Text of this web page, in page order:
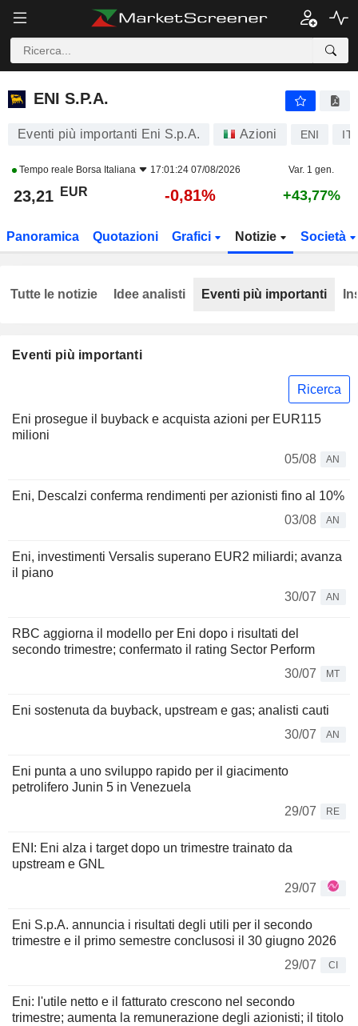
ENI S.P.A.
ENI S.P.A.
Eventi più importanti Eni S.p.A. Azioni ENI
Tempo reale Borsa Italiana 17:01:24 07/08/2026 Var. 1 gen.
23,21 EUR -0,81% +43,77%
Panoramica Quotazioni Grafici Notizie Società
Eventi più importanti
Ricerca
Eni prosegue il buyback e acquista azioni per EUR115
milioni
05/08
AN
Eni, Descalzi conferma rendimenti per azionisti fino al 10%
03/08
AN
Eni, investimenti Versalis superano EUR2 miliardi; avanza
il piano
30/07
AN
RBC aggiorna il modello per Eni dopo i risultati del
secondo trimestre; confermato il rating Sector Perform
30/07
MT
Eni sostenuta da buyback, upstream e gas; analisti cauti
30/07
AN
Eni punta a uno sviluppo rapido per il giacimento
petrolifero Junin 5 in Venezuela
29/07
RE
ENI: Eni alza i target dopo un trimestre trainato da
upstream e GNL
29/07
Eni S.p.A. annuncia i risultati degli utili per il secondo
trimestre e il primo semestre conclusosi il 30 giugno 2026
29/07
CI
Eni: l'utile netto e il fatturato crescono nel secondo
trimestre; aumenta la remunerazione degli azionisti; il titolo
Tutte le notizie Idee analisti Eventi più importanti